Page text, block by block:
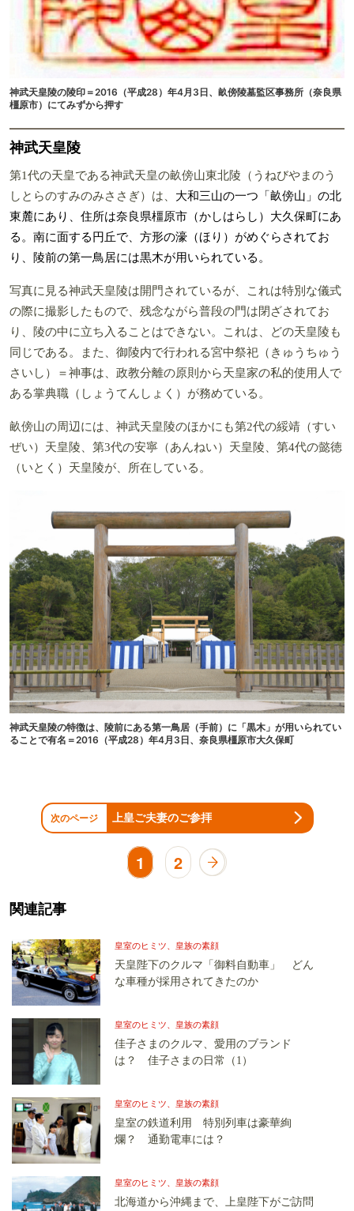
神武天皇陵の陵印＝2016（平成28）年4月3日、畝傍陵墓監区事務所（奈良県
橿原市）にてみずから押す
神武天皇陵
第1代の天皇である神武天皇の畝傍山東北陵（うねびやまのう
しとらのすみのみささぎ）は、 大和三山の一つ「畝傍山」の北
東麓にあり、住所は奈良県橿原市（かしはらし）大久保町にあ
る。南に面する円丘で、方形の濠（ほり）がめぐらされてお
り、陵前の第一鳥居には黒木が用いられている。
写真に見る神武天皇陵は開門されているが、これは特別な儀式
の際に撮影したもので、残念ながら普段の門は閉ざされてお
り、陵の中に立ち入ることはできない。これは、どの天皇陵も
同じである。また、御陵内で行われる宮中祭祀（きゅうちゅう
さいし）＝神事は、政教分離の原則から天皇家の私的使用人で
ある掌典職（しょうてんしょく）が務めている。
畝傍山の周辺には、神武天皇陵のほかにも第2代の綏靖（すい
ぜい）天皇陵、第3代の安寧（あんねい）天皇陵、第4代の懿徳
（いとく）天皇陵が、所在している。
神武天皇陵の特徴は、陵前にある第一鳥居（手前）に「黒木」が用いられてい
ることで有名＝2016（平成28）年4月3日、奈良県橿原市大久保町
次のページ 上皇ご夫妻のご参拝
1 2
関連記事
皇室のヒミツ、皇族の素顔
天皇陛下のクルマ「御料自動車」 どん
な車種が採用されてきたのか
皇室のヒミツ、皇族の素顔
佳子さまのクルマ、愛用のブランド
は？ 佳子さまの日常（1）
皇室のヒミツ、皇族の素顔
皇室の鉄道利用 特別列車は豪華絢
爛？ 通勤電車には？
皇室のヒミツ、皇族の素顔
北海道から沖縄まで、上皇陛下がご訪問